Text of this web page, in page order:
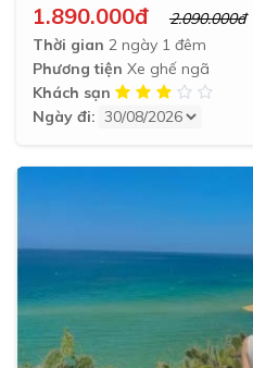
1.890.000đ
2.090.000đ
Thời gian 2 ngày 1 đêm
Phương tiện Xe ghế ngã
Khách sạn
Ngày đi: